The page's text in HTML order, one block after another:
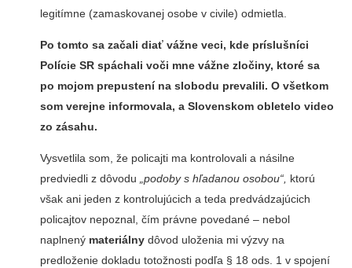
legitímne (zamaskovanej osobe v civile) odmietla.
Po tomto sa začali diať vážne veci, kde príslušníci
Polície SR spáchali voči mne vážne zločiny, ktoré sa
po mojom prepustení na slobodu prevalili. O všetkom
som verejne informovala, a Slovenskom obletelo video
zo zásahu.
Vysvetlila som, že policajti ma kontrolovali a násilne
predviedli z dôvodu „podoby s hľadanou osobou“, ktorú
však ani jeden z kontrolujúcich a teda predvádzajúcich
policajtov nepoznal, čím právne povedané – nebol
naplnený materiálnydôvod uloženia mi výzvy na
predloženie dokladu totožnosti podľa § 18 ods. 1 v spojení